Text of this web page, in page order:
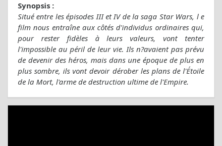
Synopsis :
Situé entre les épisodes III et IV de la saga Star Wars, l e
film nous entraîne aux côtés d'individus ordinaires qui,
pour rester fidèles à leurs valeurs, vont tenter
l'impossible au péril de leur vie. Ils n?avaient pas prévu
de devenir des héros, mais dans une époque de plus en
plus sombre, ils vont devoir dérober les plans de l'Étoile
de la Mort, l'arme de destruction ultime de l'Empire.